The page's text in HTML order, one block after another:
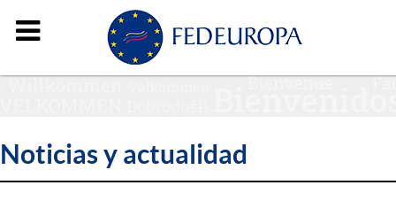
Noticias y actualidad